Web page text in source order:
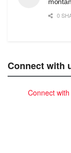
0
Connect with
Connect